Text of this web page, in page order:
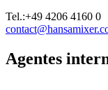
Tel.:+49 4206 4160 0
Agentes